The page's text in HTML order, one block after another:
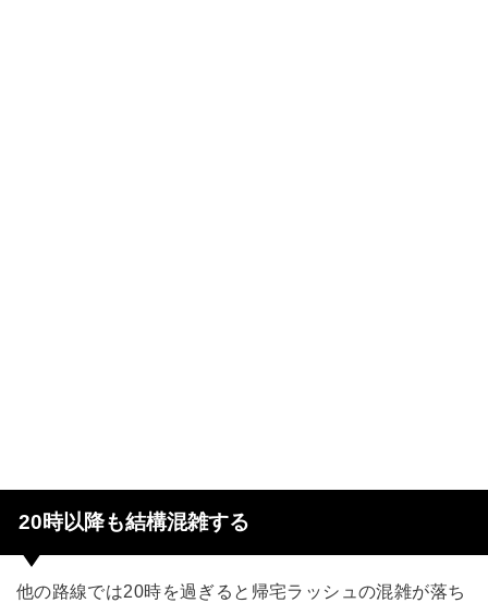
20時以降も結構混雑する
他の路線では20時を過ぎると帰宅ラッシュの混雑が落ち